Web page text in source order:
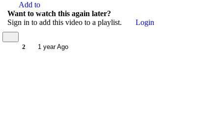
#мариупольсейчас
Add to
Want to watch this again later?
Sign in to add this video to a playlist.
Login
2 1 year Ago